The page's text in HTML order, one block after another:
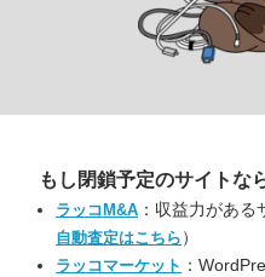
もし閉鎖予定のサイトな
ラッコM&A ：収益力があ
自動査定はこちら ）
ラッコマーケット ：